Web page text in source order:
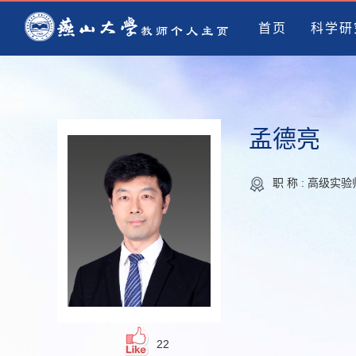
首页 科学
22
孟德亮
职 称 : 高级实验